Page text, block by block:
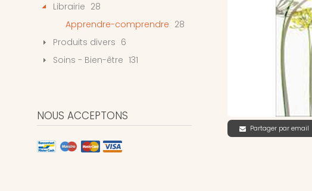
Partager par email
Librairie 28
Apprendre-comprendre 28
Produits divers 6
Soins - Bien-être 131
NOUS ACCEPTONS